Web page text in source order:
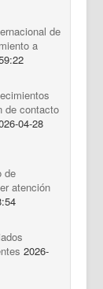
de
a
de contacto
04-28
de
atención
2026-